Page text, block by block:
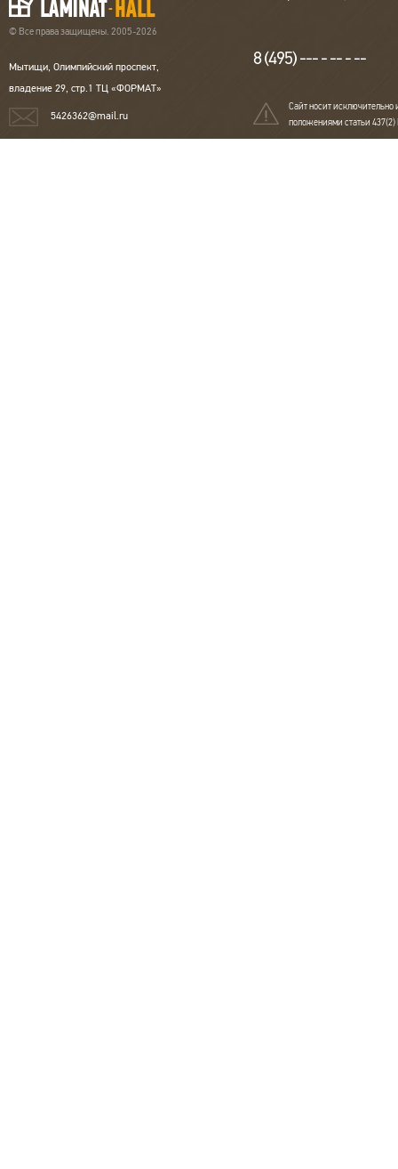
© Все права защищены. 2005-2026
Мытищи, Олимпийский проспект,
владение 29, стр.1 ТЦ «ФОРМАТ»
5426362@mail.ru
8 (495) --- - -- - --
Сайт носит исключительно
положениями статьи